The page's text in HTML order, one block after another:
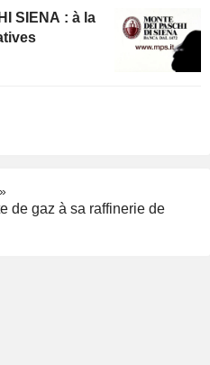
: à la
de gaz à sa raffinerie de